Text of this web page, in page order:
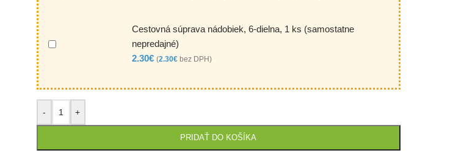
Cestovná súprava nádobiek, 6-dielna, 1 ks (samostatne
nepredajné)
2.30€ (2.30€bez DPH)
- +
PRIDAŤ DO KOŠÍKA